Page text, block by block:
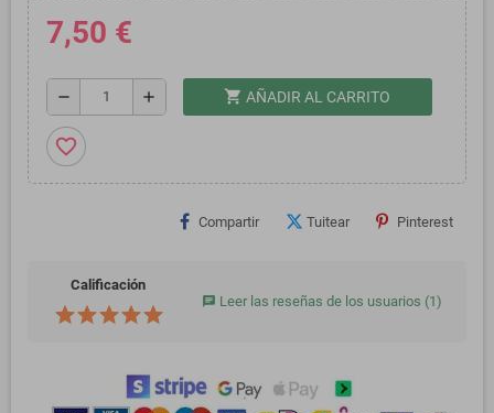
7,50 €
remove add shopping_cart AÑADIR AL CARRITO
favorite_border
Compartir Tuitear Pinterest
Calificación
chat Leer las reseñas de los usuarios (1)